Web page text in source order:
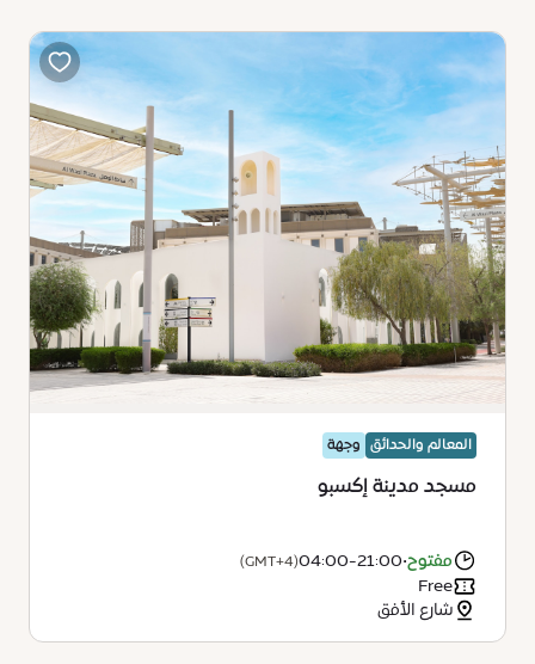
المعالم والحدائق وجهة
مسجد مدينة إكسبو
مفتوح•
04:00-21:00
(GMT+4)
Free
شارع الأفق